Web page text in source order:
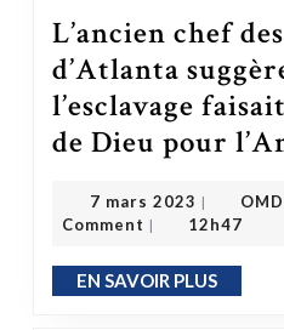
L’ancien chef
d’Atlanta
l’esclavage
de Dieu pour
7 mars 2023 |
Comment | 12h47
EN SAVOIR PLUSEN SAVOIR PLUS